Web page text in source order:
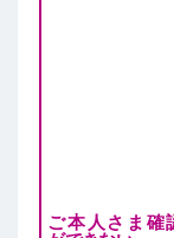
ご本人さま確